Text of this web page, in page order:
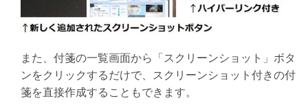
また、付箋の一覧画面から「スクリーンショット」ボタ
ンをクリックするだけで、スクリーンショット付きの付
箋を直接作成することもできます。